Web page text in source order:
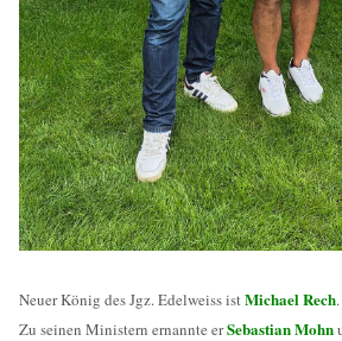
Neuer König des Jgz. Edelweiss istMichael Rech.
Zu seinen Ministern ernannte erSebastian Mohn